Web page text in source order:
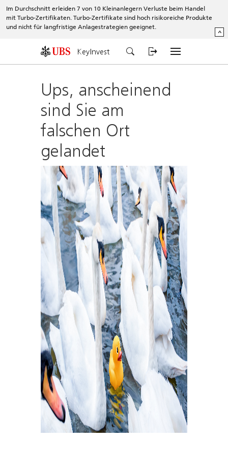
Im Durchschnitt erleiden 7 von 10 Kleinanlegern Verluste beim Handel
mit Turbo-Zertifikaten. Turbo-Zertifikate sind hoch risikoreiche Produkte
und nicht für langfristige Anlagestrategien geeignet.
^
KeyInvest
Ups, anscheinend
sind Sie am
falschen Ort
gelandet